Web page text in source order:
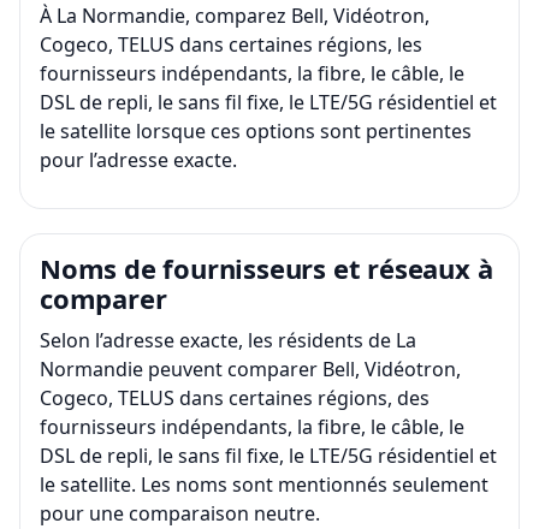
À La Normandie, comparez Bell, Vidéotron,
Cogeco, TELUS dans certaines régions, les
fournisseurs indépendants, la fibre, le câble, le
DSL de repli, le sans fil fixe, le LTE/5G résidentiel et
le satellite lorsque ces options sont pertinentes
pour l’adresse exacte.
Noms de fournisseurs et réseaux à
comparer
Selon l’adresse exacte, les résidents de La
Normandie peuvent comparer Bell, Vidéotron,
Cogeco, TELUS dans certaines régions, des
fournisseurs indépendants, la fibre, le câble, le
DSL de repli, le sans fil fixe, le LTE/5G résidentiel et
le satellite. Les noms sont mentionnés seulement
pour une comparaison neutre.